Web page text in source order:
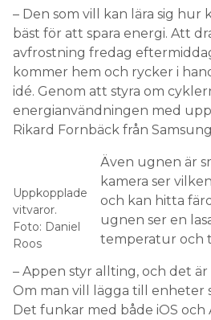
– Den som vill kan lära sig hur
bäst för att spara energi. Att
avfrostning fredag
kommer hem och rycker i
idé. Genom att styra om
energianvändningen med
Rikard Fornbäck från
Uppkopplade
vitvaror.
Foto: Daniel
Roos
Även ugnen är
kamera ser
och kan hitta
ugnen ser en
temperatur och
– Appen styr allting, och det
Om man vill lägga till enheter
Det funkar med både iOS och